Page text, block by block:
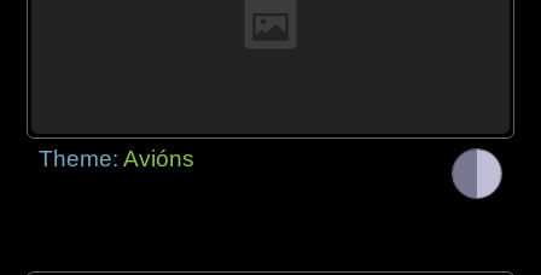
Theme:Avións